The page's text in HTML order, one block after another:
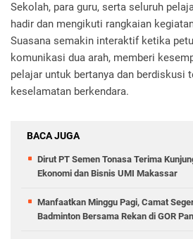
Sekolah, para guru, serta seluruh
hadir dan mengikuti rangkaian
Suasana semakin interaktif ketika
komunikasi dua arah, memberi
pelajar untuk bertanya dan berdiskusi
keselamatan berkendara.
BACA JUGA
Dirut PT Semen Tonasa Terima
Ekonomi dan Bisnis UMI Makassar
Manfaatkan Minggu Pagi, Camat
Badminton Bersama Rekan di GOR